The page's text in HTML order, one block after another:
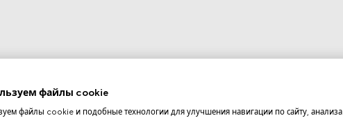
файлы cookie
файлы cookie и подобные технологии для улучшения навигации по сайту, анализа